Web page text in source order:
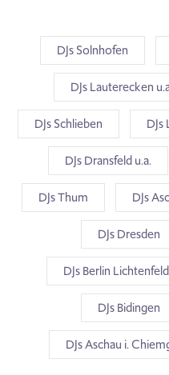
DJs Solnhofen
DJs Lauterecken
DJs Schlieben DJs
DJs Dransfeld u.a.
DJs Thum DJs
DJs Dresden
DJs Berlin
DJs Bidingen
DJs Aschau i.